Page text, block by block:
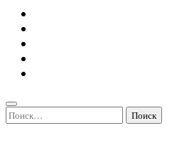
Найти: